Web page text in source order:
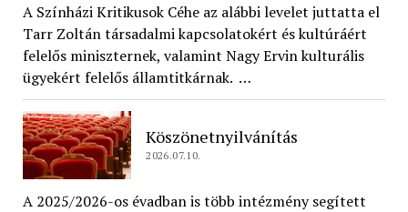
A Színházi Kritikusok Céhe az alábbi levelet juttatta el
Tarr Zoltán társadalmi kapcsolatokért és kultúráért
felelős miniszternek, valamint Nagy Ervin kulturális
ügyekért felelős államtitkárnak. …
Köszönetnyilvánítás
2026.07.10.
A 2025/2026-os évadban is több intézmény segített